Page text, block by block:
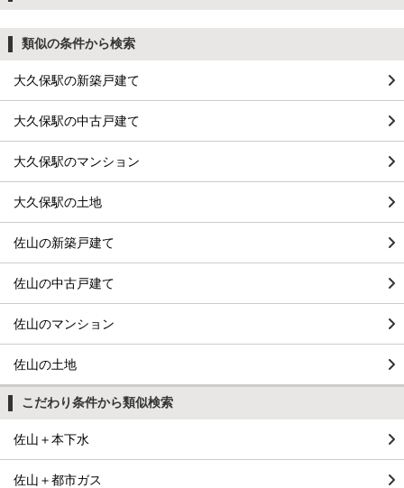
類似の条件から検索
大久保駅の新築戸建て
大久保駅の中古戸建て
大久保駅のマンション
大久保駅の土地
佐山の新築戸建て
佐山の中古戸建て
佐山のマンション
佐山の土地
こだわり条件から類似検索
佐山＋本下水
佐山＋都市ガス